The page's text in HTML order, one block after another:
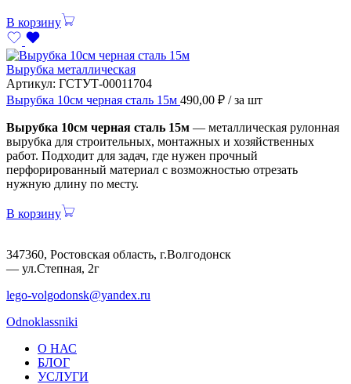
В корзину
Вырубка металлическая
Артикул: ГСТУТ-00011704
Вырубка 10см черная сталь 15м 490,00 ₽ / за шт
Вырубка 10см черная сталь 15м — металлическая рулонная
вырубка для строительных, монтажных и хозяйственных
работ. Подходит для задач, где нужен прочный
перфорированный материал с возможностью отрезать
нужную длину по месту.
В корзину
347360, Ростовская область, г.Волгодонск
— ул.Степная, 2г
lego-volgodonsk@yandex.ru
Odnoklassniki
О НАС
БЛОГ
УСЛУГИ